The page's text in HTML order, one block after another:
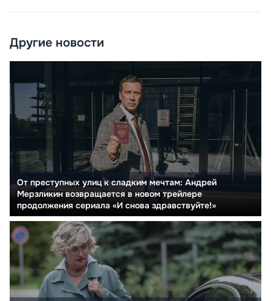
Другие новости
От преступных улиц к сладким мечтам: Андрей
Мерзликин возвращается в новом трейлере
продолжения сериала «И снова здравствуйте!»